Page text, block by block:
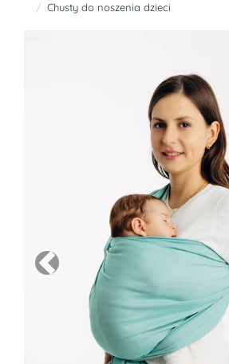
Chusty do noszenia dzieci
Previous